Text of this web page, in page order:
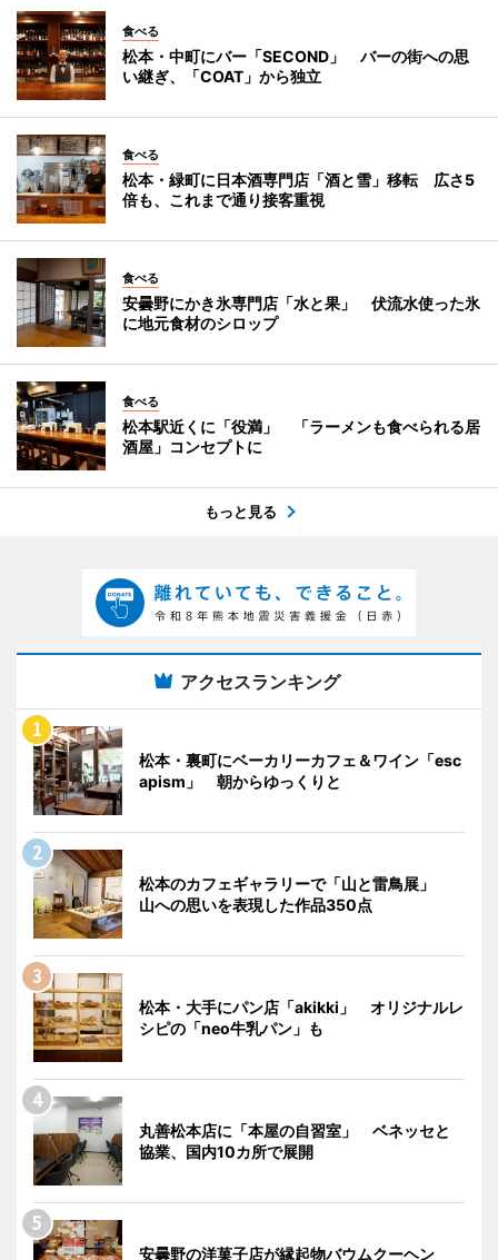
食べる
松本・中町にバー「SECOND」 バーの街への思
い継ぎ、「COAT」から独立
食べる
松本・緑町に日本酒専門店「酒と雪」移転 広さ5
倍も、これまで通り接客重視
食べる
安曇野にかき氷専門店「水と果」 伏流水使った氷
に地元食材のシロップ
食べる
松本駅近くに「役満」 「ラーメンも食べられる居
酒屋」コンセプトに
もっと見る
アクセスランキング
松本・裏町にベーカリーカフェ＆ワイン「esc
apism」 朝からゆっくりと
松本のカフェギャラリーで「山と雷鳥展」
山への思いを表現した作品350点
松本・大手にパン店「akikki」 オリジナルレ
シピの「neo牛乳パン」も
丸善松本店に「本屋の自習室」 ベネッセと
協業、国内10カ所で展開
安曇野の洋菓子店が縁起物バウムクーヘン